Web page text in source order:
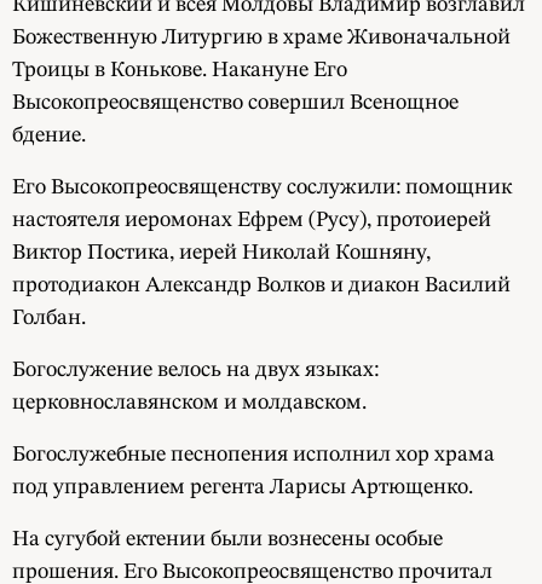
Кишиневский и всея Молдовы Владимир возглавил
Божественную Литургию в храме Живоначальной
Троицы в Конькове. Накануне Его
Высокопреосвященство совершил Всенощное
бдение.
Его Высокопреосвященству сослужили: помощник
настоятеля иеромонах Ефрем (Русу), протоиерей
Виктор Постика, иерей Николай Кошняну,
протодиакон Александр Волков и диакон Василий
Голбан.
Богослужение велось на двух языках:
церковнославянском и молдавском.
Богослужебные песнопения исполнил хор храма
под управлением регента Ларисы Артющенко.
На сугубой ектении были вознесены особые
прошения. Его Высокопреосвященство прочитал